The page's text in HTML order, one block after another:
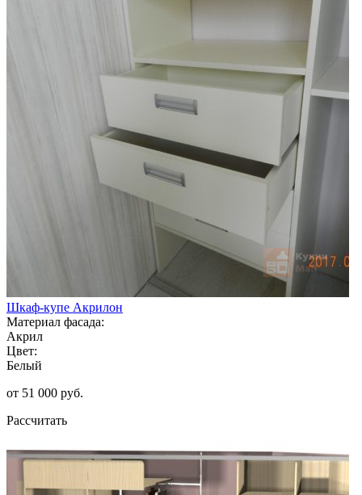
Шкаф-купе Акрилон
Материал фасада:
Акрил
Цвет:
Белый
от 51 000 руб.
Рассчитать